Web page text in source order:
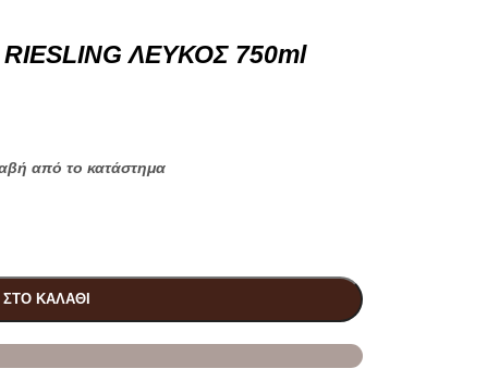
RIESLING ΛΕΥΚΟΣ 750ml
από το κατάστημα
ΚΑΛΆΘΙ